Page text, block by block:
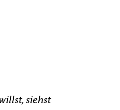
siehst